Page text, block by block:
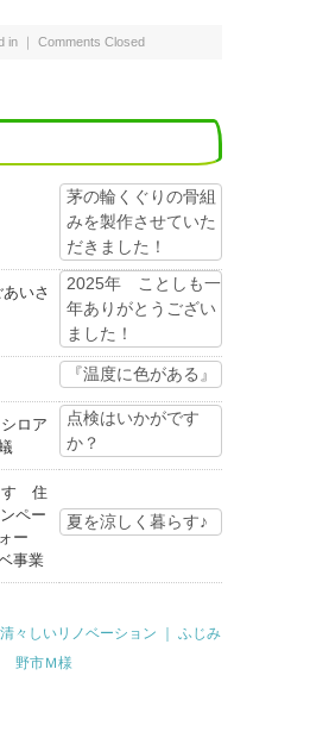
in ｜ Comments Closed
茅の輪くぐりの骨組
みを製作させていた
だきました！
2025年 ことしも一
年ありがとうござい
ました！
『温度に色がある』
点検はいかがです
か？
夏を涼しく暮らす♪
々しいリノベーション ｜ ふじみ
野市Ｍ様